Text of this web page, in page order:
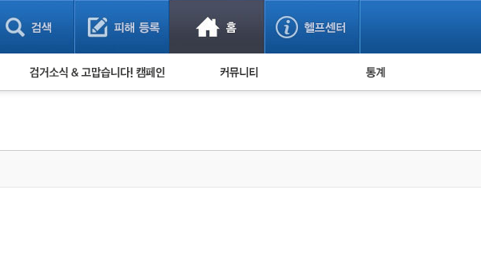
검거 소식 사기 예방했어요! 누적 피해사례 통계